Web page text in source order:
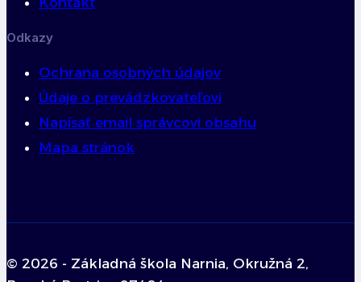
Odkazy
Ochrana osobných údajov
Údaje o prevádzkovateľovi
Napísať email správcovi obsahu
Mapa stránok
© 2026 - Základná škola Narnia, Okružná 2,